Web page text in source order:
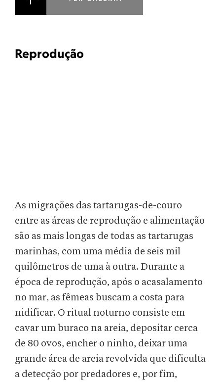
Reprodução
As migrações das tartarugas-de-couro
entre as áreas de reprodução e alimentação
são as mais longas de todas as tartarugas
marinhas, com uma média de seis mil
quilômetros de uma à outra. Durante a
época de reprodução, após o acasalamento
no mar, as fêmeas buscam a costa para
nidificar. O ritual noturno consiste em
cavar um buraco na areia, depositar cerca
de 80 ovos, encher o ninho, deixar uma
grande área de areia revolvida que dificulta
a detecção por predadores e, por fim,